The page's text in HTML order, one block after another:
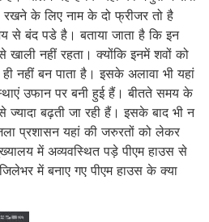
के लिए नाम के दो फ्रीजर तो है
से बंद पडे है। बताया जाता है कि इन
नहीं रहता। क्योंकि इनमें शवों को
नहीं बन पाता है। इसके अलावा भी यहां
उफान पर बनीहुई हैं। बीतते समय के
बढ़ती जा रही हैं। इसके बाद भी न
प्रशासन यहां की जरुरतों को लेकर
में अव्यवस्थित पड़े पीएम हाउस से
में बनाए गए पीएम हाउस के क्या